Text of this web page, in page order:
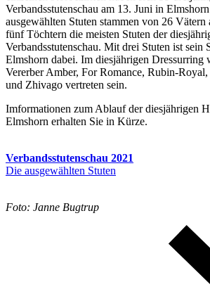
Verbandsstutenschau am 13. Juni in
ausgewählten Stuten stammen von 26
fünf Töchtern die meisten Stuten der
Verbandsstutenschau. Mit drei Stuten ist sein
Elmshorn dabei. Im diesjährigen Dressurring
Vererber Amber, For Romance, Rubin-
und Zhivago vertreten sein.
Imformationen zum Ablauf der diesjährigen
Elmshorn erhalten Sie in Kürze.
Verbandsstutenschau 2021
Die ausgewählten Stuten
Foto: Janne Bugtrup